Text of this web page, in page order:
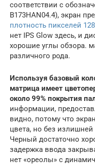
соответствии с
B173HAN04.4), экран
плотность пикселей
нет IPS Glow здесь, и
хорошие углы обзора.
различного рода.
Используя базовый
матрица имеет
около 99% покрытия
информации,
видно, потому что
цвета, но без
Черный достаточно
задержка ввода
нет «ореолы» с